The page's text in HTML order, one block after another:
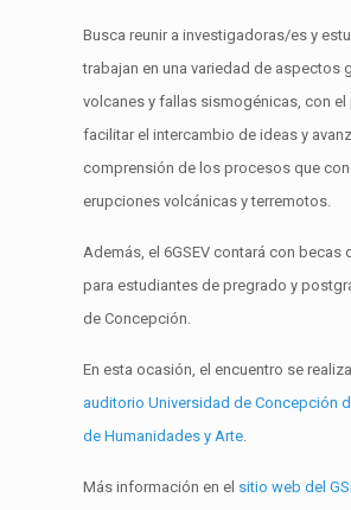
Busca reunir a investigadoras/es y
trabajan en una variedad de aspectos
volcanes y fallas sismogénicas, con
facilitar el intercambio de ideas y
comprensión de los procesos que
erupciones volcánicas y terremotos.
Además, el 6GSEV contará con becas
para estudiantes de pregrado y
de Concepción.
En esta ocasión, el encuentro se
auditorio Universidad de Concepción
de Humanidades y Arte.
Más información en el sitio web del